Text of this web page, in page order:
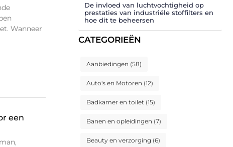
Wanneer
een
De invloed van luchtvochtigheid op
prestaties van industriële stoffilters en
hoe dit te beheersen
CATEGORIEËN
Aanbiedingen (58)
Auto's en Motoren (12)
Badkamer en toilet (15)
Banen en opleidingen (7)
Beauty en verzorging (6)